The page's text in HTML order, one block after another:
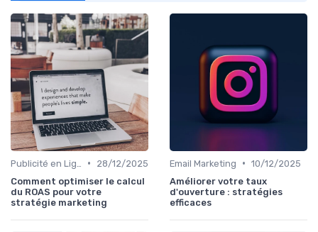
•
28/12/2025
Comment optimiser le calcul
du ROAS pour votre
stratégie marketing
Email Marketing • 10/12/2025
Améliorer votre taux
d'ouverture : stratégies
efficaces